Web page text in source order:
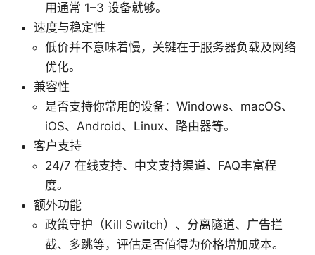
用通常 1–3 设备就够。
速度与稳定性
低价并不意味着慢，关键在于服务器负载及网络
优化。
兼容性
是否支持你常用的设备：Windows、macOS、
iOS、Android、Linux、路由器等。
客户支持
24/7 在线支持、中文支持渠道、FAQ丰富程
度。
额外功能
政策守护（Kill Switch）、分离隧道、广告拦
截、多跳等，评估是否值得为价格增加成本。